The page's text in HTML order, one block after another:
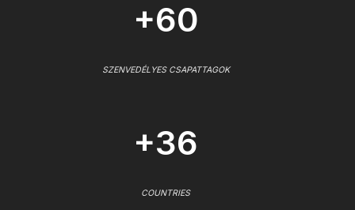
+60
SZENVEDÉLYES CSAPATTAGOK
+36
COUNTRIES